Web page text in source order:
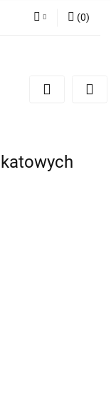
zgłoszenie
(0)